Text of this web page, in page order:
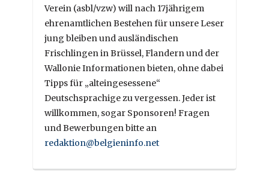
Verein (asbl/vzw) will nach 17jährigem
ehrenamtlichen Bestehen für unsere Leser
jung bleiben und ausländischen
Frischlingen in Brüssel, Flandern und der
Wallonie Informationen bieten, ohne dabei
Tipps für „alteingesessene“
Deutschsprachige zu vergessen. Jeder ist
willkommen, sogar Sponsoren! Fragen
und Bewerbungen bitte an
redaktion@belgieninfo.net